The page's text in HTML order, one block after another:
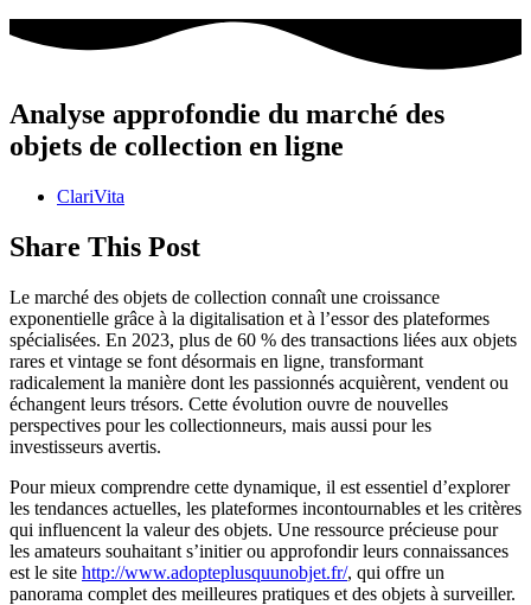
Analyse approfondie du marché des
objets de collection en ligne
ClariVita
Share This Post
Le marché des objets de collection connaît une croissance
exponentielle grâce à la digitalisation et à l’essor des plateformes
spécialisées. En 2023, plus de 60 % des transactions liées aux objets
rares et vintage se font désormais en ligne, transformant
radicalement la manière dont les passionnés acquièrent, vendent ou
échangent leurs trésors. Cette évolution ouvre de nouvelles
perspectives pour les collectionneurs, mais aussi pour les
investisseurs avertis.
Pour mieux comprendre cette dynamique, il est essentiel d’explorer
les tendances actuelles, les plateformes incontournables et les critères
qui influencent la valeur des objets. Une ressource précieuse pour
les amateurs souhaitant s’initier ou approfondir leurs connaissances
est le site http://www.adopteplusquunobjet.fr/, qui offre un
panorama complet des meilleures pratiques et des objets à surveiller.